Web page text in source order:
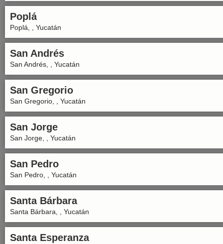
Poplá
Poplá, , Yucatán
San Andrés
San Andrés, , Yucatán
San Gregorio
San Gregorio, , Yucatán
San Jorge
San Jorge, , Yucatán
San Pedro
San Pedro, , Yucatán
Santa Bárbara
Santa Bárbara, , Yucatán
Santa Esperanza